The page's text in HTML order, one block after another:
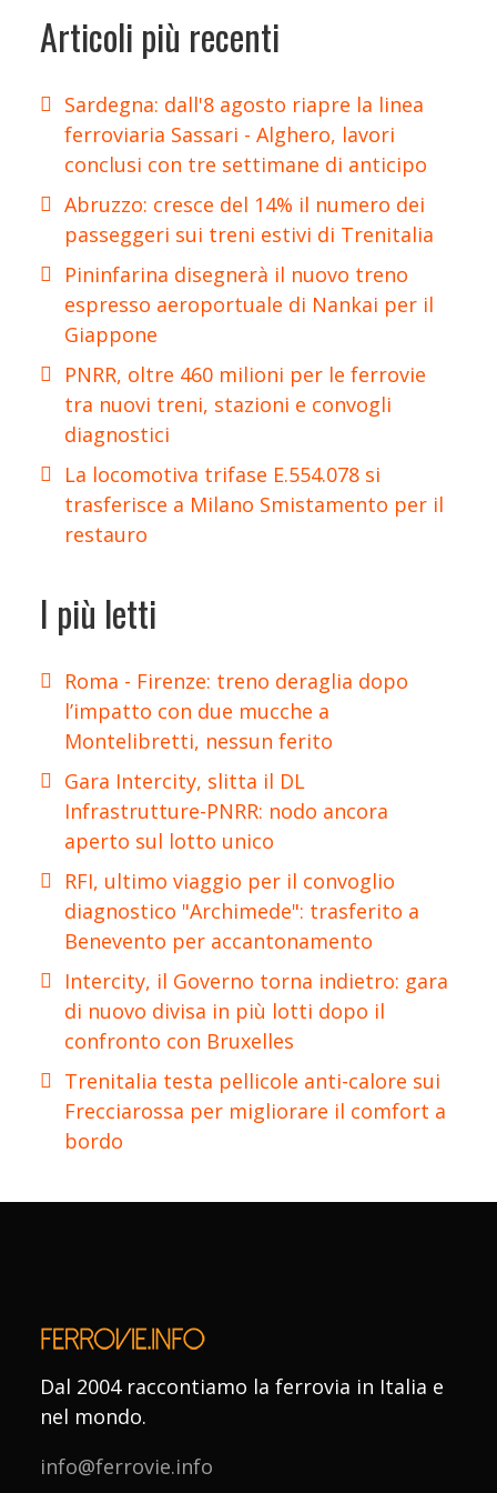
Articoli più recenti
Sardegna: dall'8 agosto riapre la linea
ferroviaria Sassari - Alghero, lavori
conclusi con tre settimane di anticipo
Abruzzo: cresce del 14% il numero dei
passeggeri sui treni estivi di Trenitalia
Pininfarina disegnerà il nuovo treno
espresso aeroportuale di Nankai per il
Giappone
PNRR, oltre 460 milioni per le ferrovie
tra nuovi treni, stazioni e convogli
diagnostici
La locomotiva trifase E.554.078 si
trasferisce a Milano Smistamento per il
restauro
I più letti
Roma - Firenze: treno deraglia dopo
l’impatto con due mucche a
Montelibretti, nessun ferito
Gara Intercity, slitta il DL
Infrastrutture-PNRR: nodo ancora
aperto sul lotto unico
RFI, ultimo viaggio per il convoglio
diagnostico "Archimede": trasferito a
Benevento per accantonamento
Intercity, il Governo torna indietro: gara
di nuovo divisa in più lotti dopo il
confronto con Bruxelles
Trenitalia testa pellicole anti-calore sui
Frecciarossa per migliorare il comfort a
bordo
Dal 2004 raccontiamo la ferrovia in Italia e
nel mondo.
info@ferrovie.info